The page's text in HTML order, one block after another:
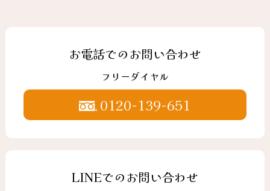
お電話でのお問い合わせ
フリーダイヤル
0120-139-651
LINEでのお問い合わせ